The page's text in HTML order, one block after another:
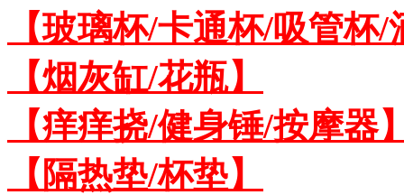
【玻璃杯/卡通杯/吸管杯/
【烟灰缸/花瓶】
【痒痒挠/健身锤/按摩器
【隔热垫/杯垫】